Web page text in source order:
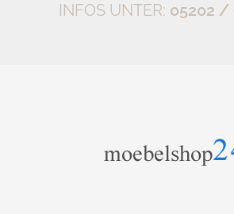
INFOS UNTER: 05202 /